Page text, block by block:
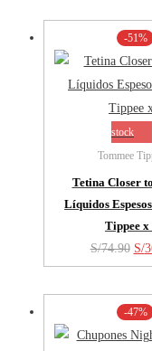
-51%
stock
Tommee
Tetina Closer
Líquidos
Tippee x
S/74.90 El
era:
S/
S/
-47%